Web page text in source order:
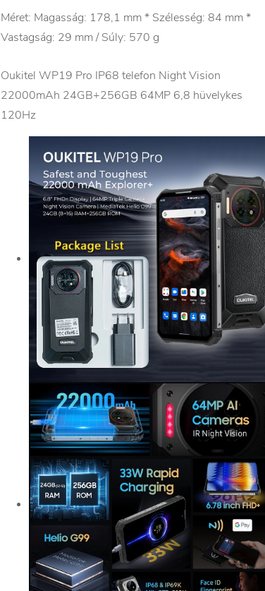
Méret: Magasság: 178,1 mm * Szélesség: 84 mm *
Vastagság: 29 mm / Súly: 570 g
Oukitel WP19 Pro IP68 telefon Night Vision
22000mAh 24GB+256GB 64MP 6,8 hüvelykes
120Hz